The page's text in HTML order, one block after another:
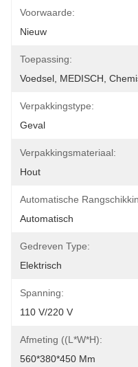
Voorwaarde:
Nieuw
Toepassing:
Voedsel, MEDISCH,
Verpakkingstype:
Geval
Verpakkingsmateriaal:
Hout
Automatische
Automatisch
Gedreven Type:
Elektrisch
Spanning:
110 V/220 V
Afmeting ((L*W*H):
560*380*450 Mm